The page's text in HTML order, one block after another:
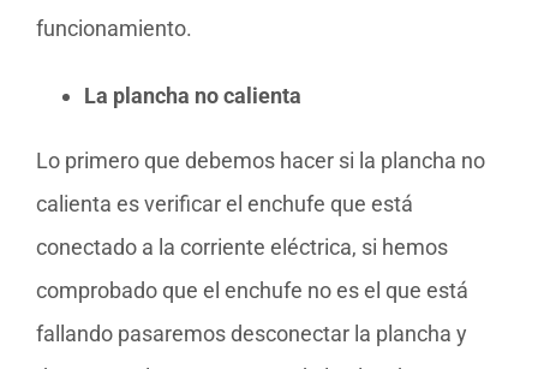
funcionamiento.
La plancha no calienta
Lo primero que debemos hacer si la plancha no
calienta es verificar el enchufe que está
conectado a la corriente eléctrica, si hemos
comprobado que el enchufe no es el que está
fallando pasaremos desconectar la plancha y